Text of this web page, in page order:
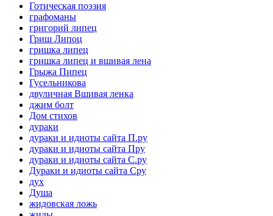
Готическая поэзия
графоманы
григорий липец
Гриш Липоц
гришка липец
гришка липец и вшивая лена
Грыжа Пипец
Гусельникова
двуличная Вшивая ленка
джим болт
Дом стихов
дураки
дураки и идиоты сайта П.ру
дураки и идиоты сайта Пру
дураки и идиоты сайта С.ру
Дураки и идиоты сайта Сру
дух
Душа
жидовская ложь